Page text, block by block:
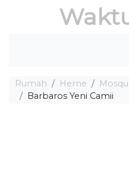
Rumah Herne
Barbaros Yeni Camii